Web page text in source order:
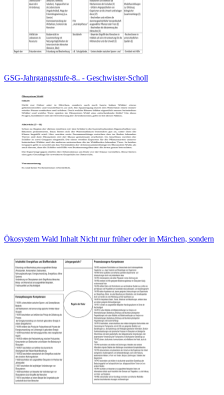
GSG-Jahrgangsstufe-8.. - Geschwister-Scholl
Ökosystem Wald Inhalt Nicht nur früher oder in Märchen, sondern